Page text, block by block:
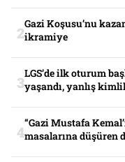
Gazi Koşusu’nu
ikramiye
LGS’de ilk oturum
yaşandı, yanlış
“Gazi Mustafa
masalarına düşüren